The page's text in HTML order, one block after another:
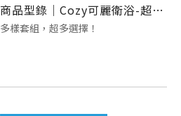
商品型錄｜Cozy可麗衛浴-超值六件組
多樣套組，超多選擇！